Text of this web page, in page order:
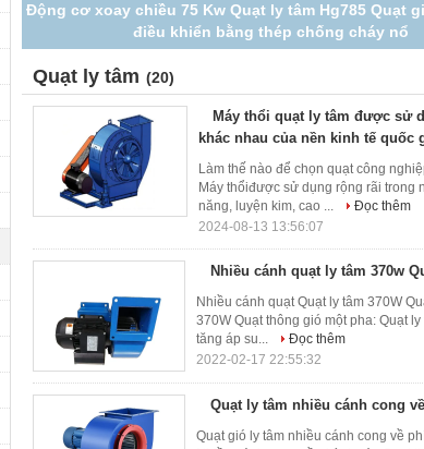
Vật liệu Thông gió Quạt ly tâm bằng thép không gỉ
bụi lốc xoáy
Quạt ly tâm (20)
Máy thổi quạt ly tâm được sử
khác nhau của nền kinh tế quốc
Làm thế nào để chọn quạt công
Máy thổiđược sử dụng rộng rãi trong
năng, luyện kim, cao ...
Đọc thêm
2024-08-13 13:56:07
Nhiều cánh quạt ly tâm 370w
Nhiều cánh quạt Quạt ly tâm 370W
370W Quạt thông gió một pha: Quạt
tăng áp su...
Đọc thêm
2022-02-17 22:55:32
Quạt ly tâm nhiều cánh cong
Quạt gió ly tâm nhiều cánh cong về